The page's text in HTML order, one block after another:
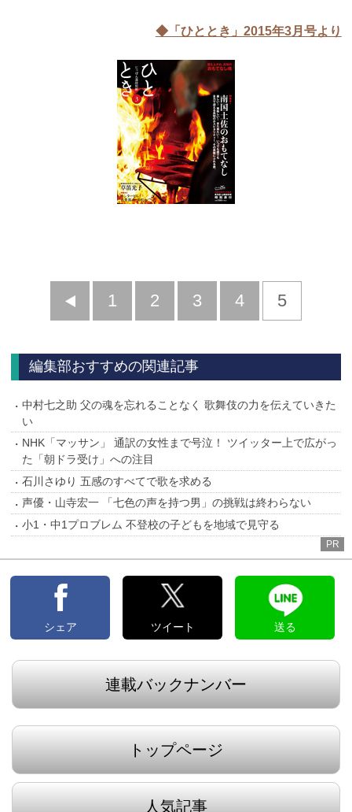
◆「ひととき」2015年3月号より
前
1 2 3 4 5
編集部おすすめの関連記事
中村七之助 父の魂を忘れることなく 歌舞伎の力を伝えていきた
い
NHK「マッサン」 通訳の女性まで号泣！ ツイッター上で広がっ
た「朝ドラ受け」への注目
石川さゆり 五感のすべてで歌を求める
声優・山寺宏一 「七色の声を持つ男」の挑戦は終わらない
小1・中1プロブレム 不登校の子どもを地域で見守る
PR
シェア ツイート 送る
連載バックナンバー
トップページ
人気記事